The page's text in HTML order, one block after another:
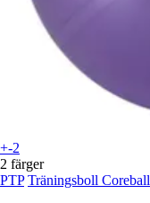
+-2
2 färger
PTP Träningsboll Coreball